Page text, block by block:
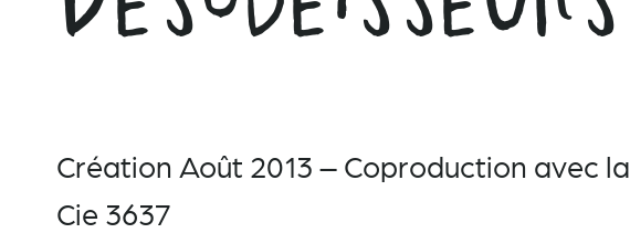
Création Août 2013 – Coproduction avec la
Cie 3637